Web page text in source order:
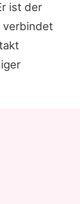
ist der
verbindet